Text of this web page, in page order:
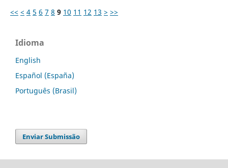
<< < 4 5 6 7 8 9 10 11 12 13 > >>
Idioma
English
Español (España)
Português (Brasil)
Enviar Submissão